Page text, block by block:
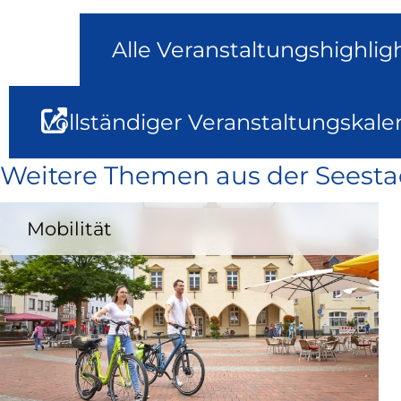
Alle
Vollständiger
Weitere Themen aus der
Mobilität